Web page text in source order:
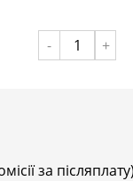
- +
за післяплату)